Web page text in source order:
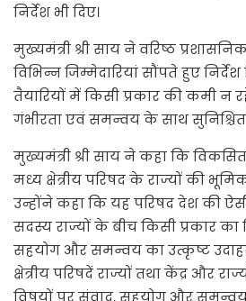
निर्देश भी दिए।
मुख्यमंत्री श्री साय ने वरिष्ठ
विभिन्न जिम्मेदारियां सौंपते हुए
तैयारियों में किसी प्रकार की कमी न
गंभीरता एवं समन्वय के साथ सुनिश्चित
मुख्यमंत्री श्री साय ने कहा कि
मध्य क्षेत्रीय परिषद के राज्यों की
उन्होंने कहा कि यह परिषद देश की ऐसी
सदस्य राज्यों के बीच किसी प्रकार का
सहयोग और समन्वय का उत्कृष्ट
क्षेत्रीय परिषदें राज्यों तथा केंद्र और
विषयों पर संवाद, सहयोग और